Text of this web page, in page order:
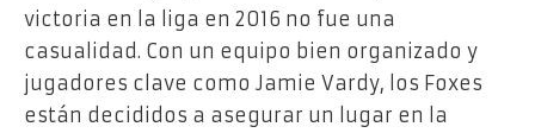
victoria en la liga en 2016 no fue una
casualidad. Con un equipo bien organizado y
jugadores clave como Jamie Vardy, los Foxes
están decididos a asegurar un lugar en la